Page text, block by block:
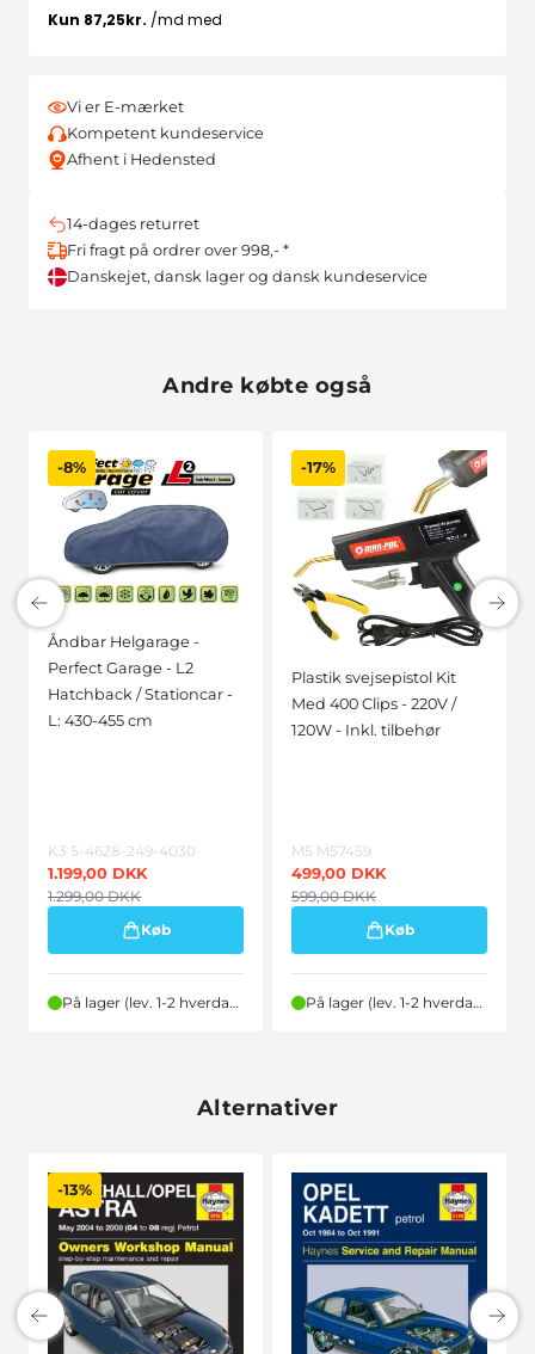
Vi er E-mærket
Kompetent kundeservice
Afhent i Hedensted
14-dages returret
Fri fragt på ordrer over 998,- *
Danskejet, dansk lager og dansk kundeservice
Andre købte også
-8%
Åndbar Helgarage -
Perfect Garage - L2
Hatchback / Stationcar -
L: 430-455 cm
K3 5-4628-249-4030
1.199,00 DKK
1.299,00DKK
Køb
På lager (lev. 1-2 hverdage)
-17%
Plastik svejsepistol Kit
Med 400 Clips - 220V /
120W - Inkl. tilbehør
M5 M57459
499,00 DKK
599,00DKK
Køb
På lager (lev. 1-2 hverdage)
Alternativer
-13%